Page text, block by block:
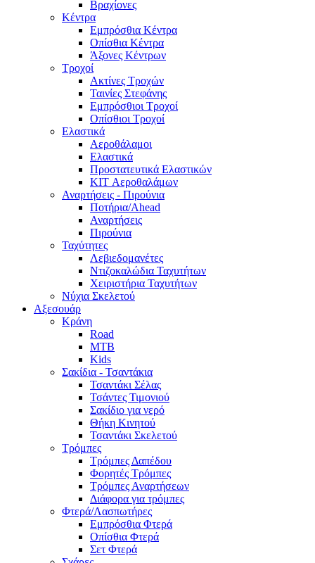
Βραχίονες
Κέντρα
Εμπρόσθια Κέντρα
Οπίσθια Κέντρα
Άξονες Κέντρων
Τροχοί
Ακτίνες Τροχών
Ταινίες Στεφάνης
Εμπρόσθιοι Τροχοί
Οπίσθιοι Τροχοί
Ελαστικά
Αεροθάλαμοι
Ελαστικά
Προστατευτικά Ελαστικών
KIT Αεροθαλάμων
Αναρτήσεις - Πιρούνια
Ποτήρια/Ahead
Αναρτήσεις
Πιρούνια
Ταχύτητες
Λεβιεδομανέτες
Ντιζοκαλώδια Ταχυτήτων
Χειριστήρια Ταχυτήτων
Νύχια Σκελετού
Αξεσουάρ
Κράνη
Road
MTB
Kids
Σακίδια - Τσαντάκια
Τσαντάκι Σέλας
Τσάντες Τιμονιού
Σακίδιο για νερό
Θήκη Κινητού
Τσαντάκι Σκελετού
Τρόμπες
Τρόμπες Δαπέδου
Φορητές Τρόμπες
Τρόμπες Αναρτήσεων
Διάφορα για τρόμπες
Φτερά/Λασπωτήρες
Εμπρόσθια Φτερά
Οπίσθια Φτερά
Σετ Φτερά